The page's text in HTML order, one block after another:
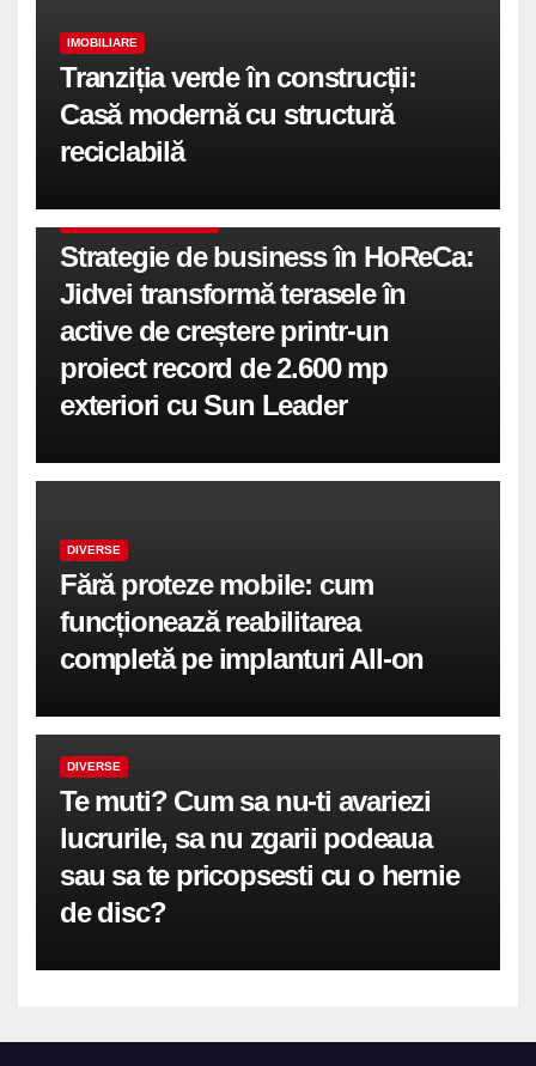
IMOBILIARE
Tranziția verde în construcții:
Casă modernă cu structură
reciclabilă
Strategie de business în HoReCa:
Jidvei transformă terasele în
active de creștere printr-un
proiect record de 2.600 mp
exteriori cu Sun Leader
DIVERSE
Fără proteze mobile: cum
funcționează reabilitarea
completă pe implanturi All-on
DIVERSE
Te muti? Cum sa nu-ti avariezi
lucrurile, sa nu zgarii podeaua
sau sa te pricopsesti cu o hernie
de disc?